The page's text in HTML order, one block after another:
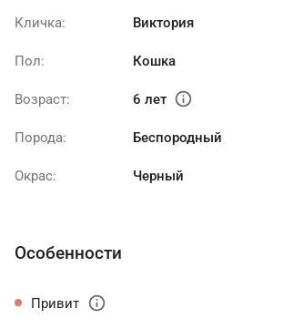
Кличка: Виктория
Пол: Кошка
Возраст: 6 лет info
Порода: Беспородный
Окрас: Черный
Особенности
Привит info